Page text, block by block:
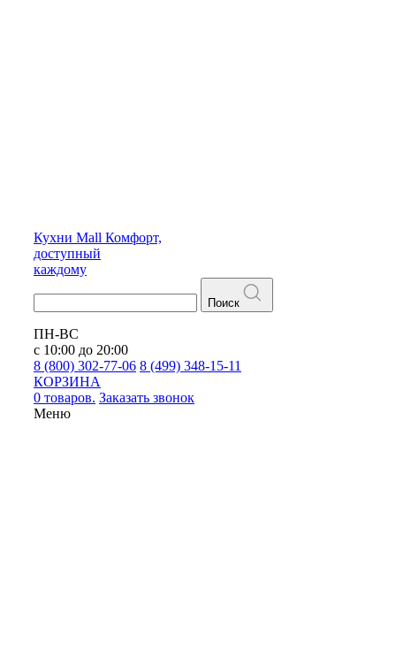
Кухни Mall Комфорт,
доступный
каждому
Поиск
ПН-ВС
с 10:00 до 20:00
8 (800) 302-77-06 8 (499) 348-15-11
КОРЗИНА
0 товаров. Заказать звонок
Меню